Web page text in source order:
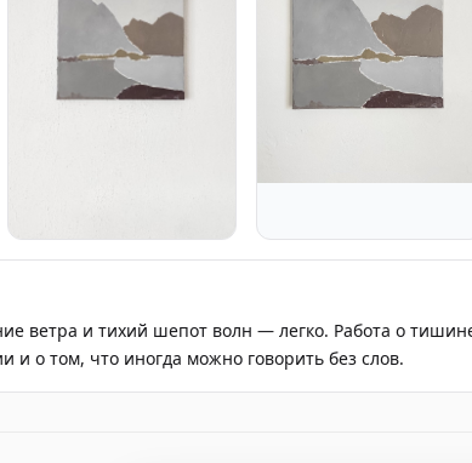
и о том, что иногда можно говорить без слов.